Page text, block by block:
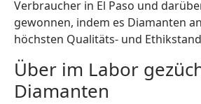
Verbraucher in El Paso und
gewonnen, indem es Diamanten
höchsten Qualitäts- und
Über im Labor
Diamanten